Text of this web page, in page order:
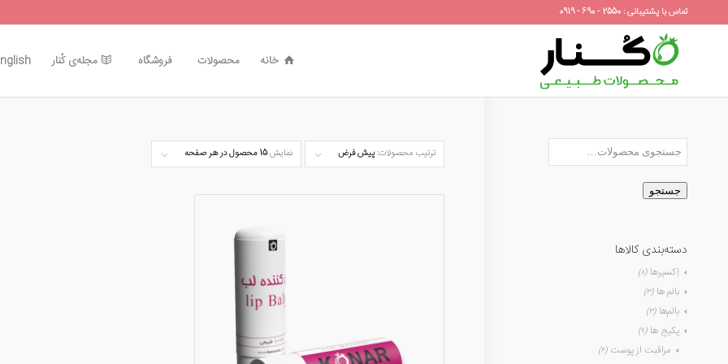
تماس با پشتیبانی : 2550 - 690 - 0919
خانه محصولات فروشگاه مجله‌ی کُنار
ترتیب محصولات:پیش فرض نمایش15 محصول در هر صفحه
جستجو
دسته‌بندی کالاها
اِکسیرها (۸)
بالم ها (۳)
بالم‌ها (۳)
پکیج ها (۹)
مراقبت از پوست (۴)